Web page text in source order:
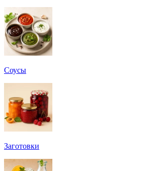
Соусы
Заготовки